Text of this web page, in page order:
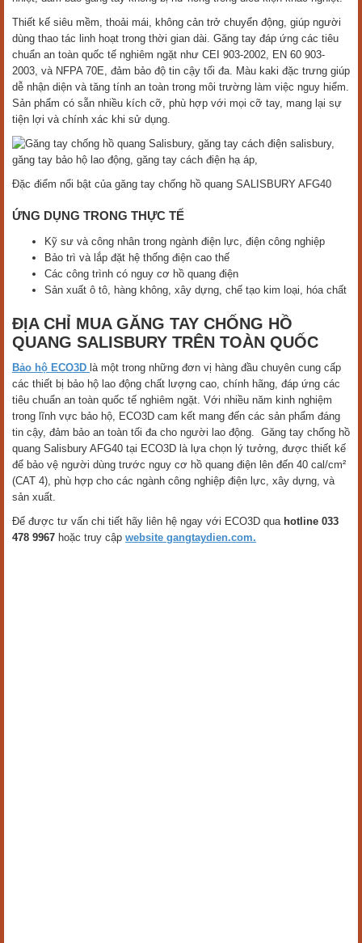
Thiết kế siêu mềm, thoải mái, không cản trở chuyển động, giúp người
dùng thao tác linh hoạt trong thời gian dài. Găng tay đáp ứng các tiêu
chuẩn an toàn quốc tế nghiêm ngặt như CEI 903-2002, EN 60 903-
2003, và NFPA 70E, đảm bảo độ tin cậy tối đa. Màu kaki đặc trưng giúp
dễ nhận diện và tăng tính an toàn trong môi trường làm việc nguy hiểm.
Sản phẩm có sẵn nhiều kích cỡ, phù hợp với mọi cỡ tay, mang lại sự
tiện lợi và chính xác khi sử dụng.
Đặc điểm nổi bật của găng tay chống hồ quang SALISBURY AFG40
ỨNG DỤNG TRONG THỰC TẾ
Kỹ sư và công nhân trong ngành điện lực, điện công nghiệp
Bảo trì và lắp đặt hệ thống điện cao thế
Các công trình có nguy cơ hồ quang điện
Sản xuất ô tô, hàng không, xây dựng, chế tạo kim loại, hóa chất
ĐỊA CHỈ MUA GĂNG TAY CHỐNG HỒ
QUANG SALISBURY TRÊN TOÀN QUỐC
Bảo hộ ECO3D là một trong những đơn vị hàng đầu chuyên cung cấp
các thiết bị bảo hộ lao động chất lượng cao, chính hãng, đáp ứng các
tiêu chuẩn an toàn quốc tế nghiêm ngặt. Với nhiều năm kinh nghiệm
trong lĩnh vực bảo hộ, ECO3D cam kết mang đến các sản phẩm đáng
tin cậy, đảm bảo an toàn tối đa cho người lao động. Găng tay chống hồ
quang Salisbury AFG40 tại ECO3D là lựa chọn lý tưởng, được thiết kế
để bảo vệ người dùng trước nguy cơ hồ quang điện lên đến 40 cal/cm²
(CAT 4), phù hợp cho các ngành công nghiệp điện lực, xây dựng, và
sản xuất.
Để được tư vấn chi tiết hãy liên hệ ngay với ECO3D qua hotline 033
478 9967 hoặc truy cập website gangtaydien.com.